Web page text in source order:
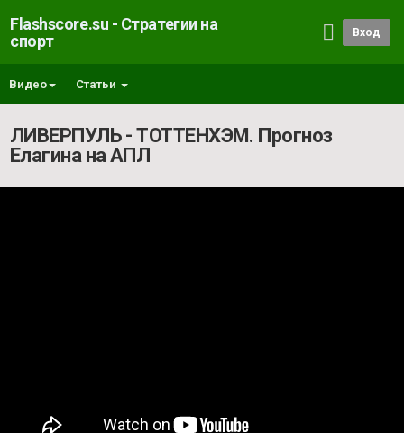
Flashscore.su - Стратегии на
спорт
Вход
Видео Статьи
ЛИВЕРПУЛЬ - ТОТТЕНХЭМ. Прогноз
Елагина на АПЛ